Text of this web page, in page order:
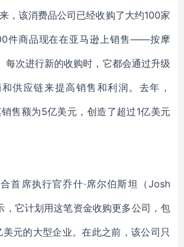
，该消费品公司已经收购了大约100家
件商品现在在亚马逊上销售——按摩
每次进行新的收购时，它都会通过升级
供应链来提高销售和利润。去年，
售额为5亿美元，创造了超过1亿美元
首席执行官乔什·席尔伯斯坦（Josh
，它计划用这笔资金收购更多公司，包
元的大型企业。在此之前 ，该公司 只